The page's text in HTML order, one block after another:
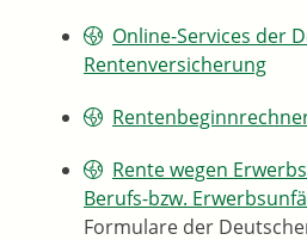
Online-Services der
Rentenversicherung
Rente wegen
Berufs-bzw.
Formulare der